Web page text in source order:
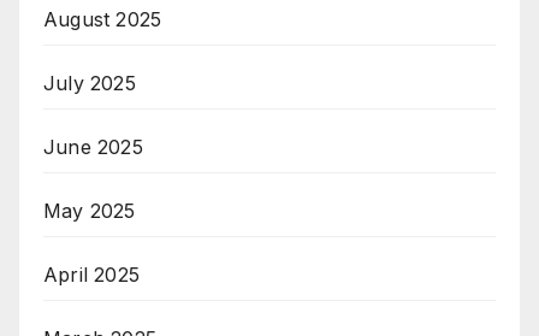
August 2025
July 2025
June 2025
May 2025
April 2025